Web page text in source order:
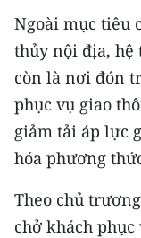
Media Chính trị
Media Kinh tế
Media Văn hóa
Media Xã hội
Media Du lịch
Ngoài mục tiêu
thủy nội địa, hệ
còn là nơi đón
phục vụ giao
giảm tải áp lực
hóa phương
Theo chủ
chở khách phục